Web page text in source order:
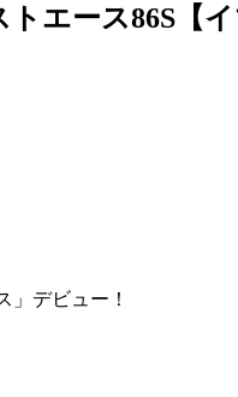
エース86S【
」デビュー！